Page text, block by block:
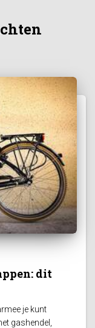
dit
je kunt
gashendel,